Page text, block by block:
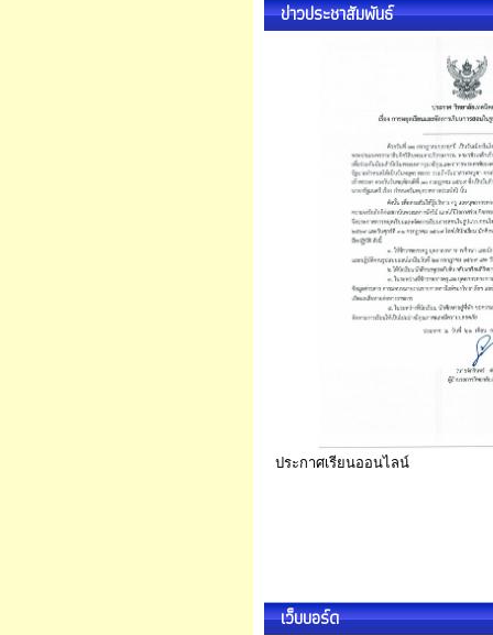
ข่าวประชาสัมพันธ์
ประกาศเรียนออนไลน์
เว็บบอร์ด